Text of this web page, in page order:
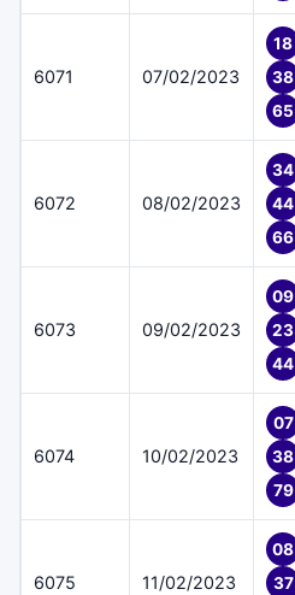
6071 07/02/2023
18
38
65
6072 08/02/2023
34
44
66
6073 09/02/2023
09
23
44
6074 10/02/2023
07
38
79
6075 11/02/2023
08
37